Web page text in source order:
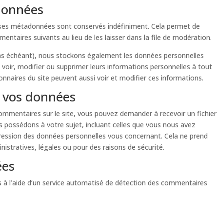
métadonnées sont conservés indéfiniment. Cela permet de
suivants au lieu de les laisser dans la file de modération.
échéant), nous stockons également les données personnelles
modifier ou supprimer leurs informations personnelles à tout
du site peuvent aussi voir et modifier ces informations.
données
sur le site, vous pouvez demander à recevoir un fichier
à votre sujet, incluant celles que vous nous avez
des données personnelles vous concernant. Cela ne prend
légales ou pour des raisons de sécurité.
l’aide d’un service automatisé de détection des commentaires